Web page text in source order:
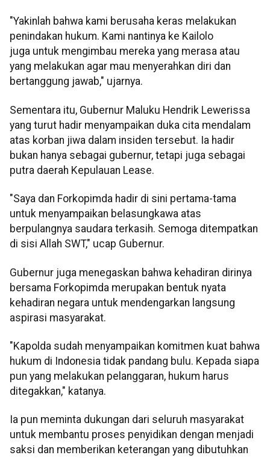
"Yakinlah bahwa kami berusaha keras melakukan
penindakan hukum. Kami nantinya ke Kailolo
juga untuk mengimbau mereka yang merasa atau
yang melakukan agar mau menyerahkan diri dan
bertanggung jawab," ujarnya.
Sementara itu, Gubernur Maluku Hendrik Lewerissa
yang turut hadir menyampaikan duka cita mendalam
atas korban jiwa dalam insiden tersebut. Ia hadir
bukan hanya sebagai gubernur, tetapi juga sebagai
putra daerah Kepulauan Lease.
"Saya dan Forkopimda hadir di sini pertama-tama
untuk menyampaikan belasungkawa atas
berpulangnya saudara terkasih. Semoga ditempatkan
di sisi Allah SWT," ucap Gubernur.
Gubernur juga menegaskan bahwa kehadiran dirinya
bersama Forkopimda merupakan bentuk nyata
kehadiran negara untuk mendengarkan langsung
aspirasi masyarakat.
"Kapolda sudah menyampaikan komitmen kuat bahwa
hukum di Indonesia tidak pandang bulu. Kepada siapa
pun yang melakukan pelanggaran, hukum harus
ditegakkan," katanya.
Ia pun meminta dukungan dari seluruh masyarakat
untuk membantu proses penyidikan dengan menjadi
saksi dan memberikan keterangan yang dibutuhkan